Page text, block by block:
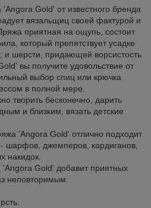
Gold' от известного бренда
вязальщиц своей фактурой и
приятная на ощупь, состоит
который препятствует усадке
и шерсти, придающей ворсистость
вы получите удовольствие от
выбор спиц или крючка
в полной мере.
творить бесконечно, дарить
и близким, вязать детские
'Angora Gold' отлично подходит
шарфов, джемперов, кардиганов,
накидок.
Gold' добавит приятных
неповторимым.